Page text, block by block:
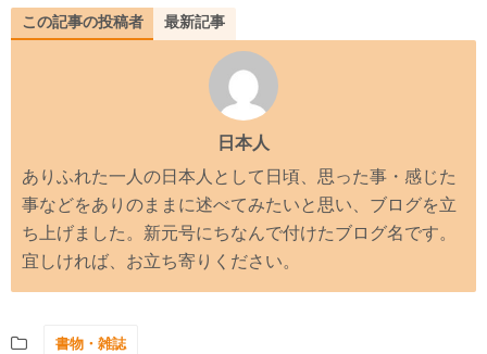
この記事の投稿者 最新記事
日本人
ありふれた一人の日本人として日頃、思った事・感じた
事などをありのままに述べてみたいと思い、ブログを立
ち上げました。新元号にちなんで付けたブログ名です。
宜しければ、お立ち寄りください。
書物・雑誌